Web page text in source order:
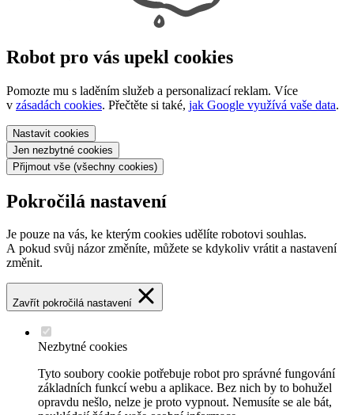
Robot pro vás upekl cookies
Pomozte mu s laděním služeb a personalizací reklam. Více
v zásadách cookies. Přečtěte si také, jak Google využívá vaše data.
Nastavit cookies
Jen nezbytné cookies
Přijmout vše (všechny cookies)
Pokročilá nastavení
Je pouze na vás, ke kterým cookies udělíte robotovi souhlas.
A pokud svůj názor změníte, můžete se kdykoliv vrátit a nastavení
změnit.
Zavřít pokročilá nastavení
Nezbytné cookies
Tyto soubory cookie potřebuje robot pro správné fungování
základních funkcí webu a aplikace. Bez nich by to bohužel
opravdu nešlo, nelze je proto vypnout. Nemusíte se ale bát,